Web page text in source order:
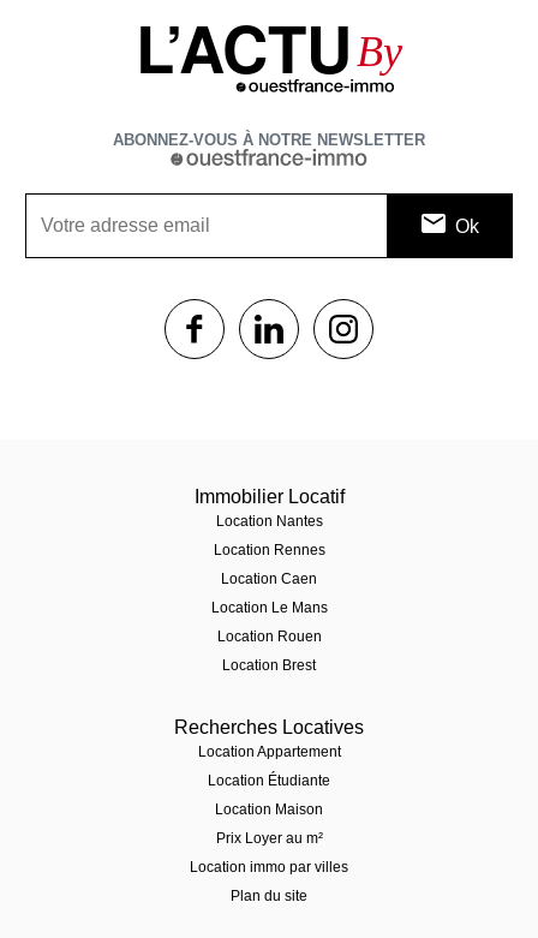
L’ACTUBy
ABONNEZ-VOUS À NOTRE NEWSLETTER
1$s 1$s
Immobilier Locatif
Location Nantes
Location Rennes
Location Caen
Location Le Mans
Location Rouen
Location Brest
Recherches Locatives
Location Appartement
Location Étudiante
Location Maison
Prix Loyer au m²
Location immo par villes
Plan du site